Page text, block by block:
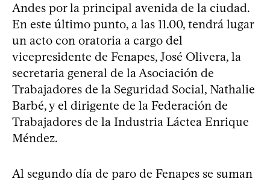
Andes por la principal avenida de la ciudad.
En este último punto, a las 11.00, tendrá lugar
un acto con oratoria a cargo del
vicepresidente de Fenapes, José Olivera, la
secretaria general de la Asociación de
Trabajadores de la Seguridad Social, Nathalie
Barbé, y el dirigente de la Federación de
Trabajadores de la Industria Láctea Enrique
Méndez.
Al segundo día de paro de Fenapes se suman